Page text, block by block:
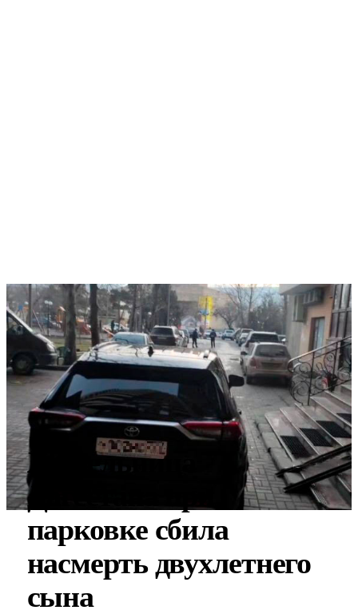
Жительница
Дагестана при
парковке сбила
насмерть двухлетнего
сына